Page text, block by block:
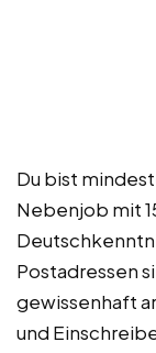
Du bist
Nebenjob mit
Postadressen
gewissenhaft
und